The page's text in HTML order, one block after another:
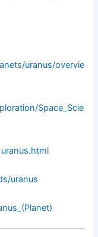
uranus/overvie
Space_Scie
uranus